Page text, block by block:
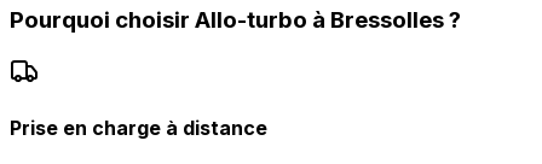
Pourquoi choisir Allo-turbo à Bressolles?
Prise en charge à distance